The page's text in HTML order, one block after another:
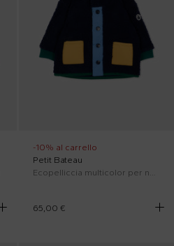
-10% al carrello
Petit Bateau
65,00 €